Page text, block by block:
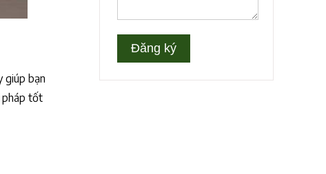
giúp bạn
pháp tốt